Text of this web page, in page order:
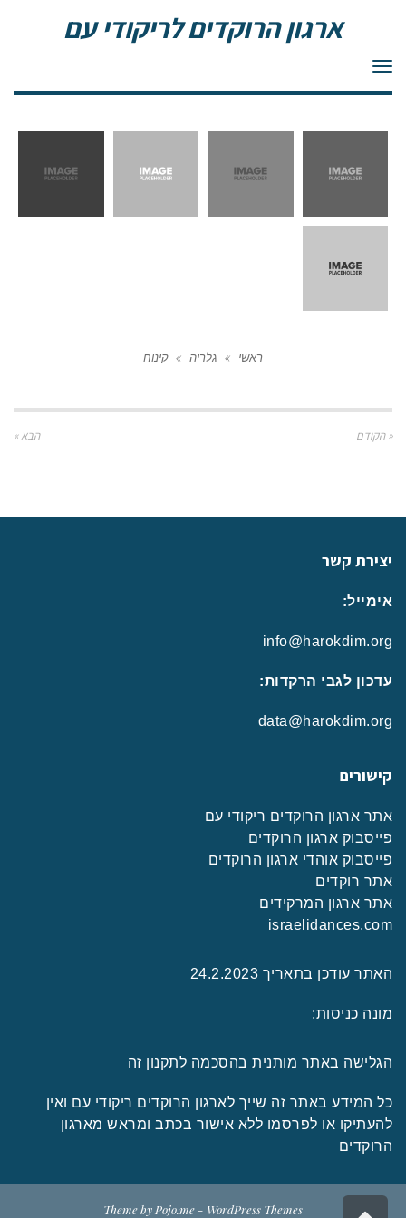
ארגון הרוקדים לריקודי עם
תפריט
ראשי » גלריה » קינוח
« הקודם הבא »
יצירת קשר
אימייל:
info@harokdim.org
עדכון לגבי הרקדות:
data@harokdim.org
קישורים
אתר ארגון הרוקדים ריקודי עם
פייסבוק ארגון הרוקדים
פייסבוק אוהדי ארגון הרוקדים
אתר רוקדים
אתר ארגון המרקידים
israelidances.com
האתר עודכן בתאריך 24.2.2023
מונה כניסות:
הגלישה באתר מותנית בהסכמה לתקנון זה
כל המידע באתר זה שייך לארגון הרוקדים ריקודי עם ואין
להעתיקו או לפרסמו ללא אישור בכתב ומראש מארגון
הרוקדים
Theme by Pojo.me- WordPress Themes